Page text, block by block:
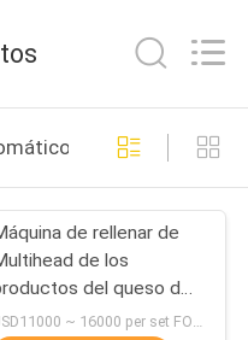
del
49
del multihead
de rellenar de
de los
del queso del
principal
USD11000 ~ 16000 per set FOB Guangzhou China MOQ:1 sistema